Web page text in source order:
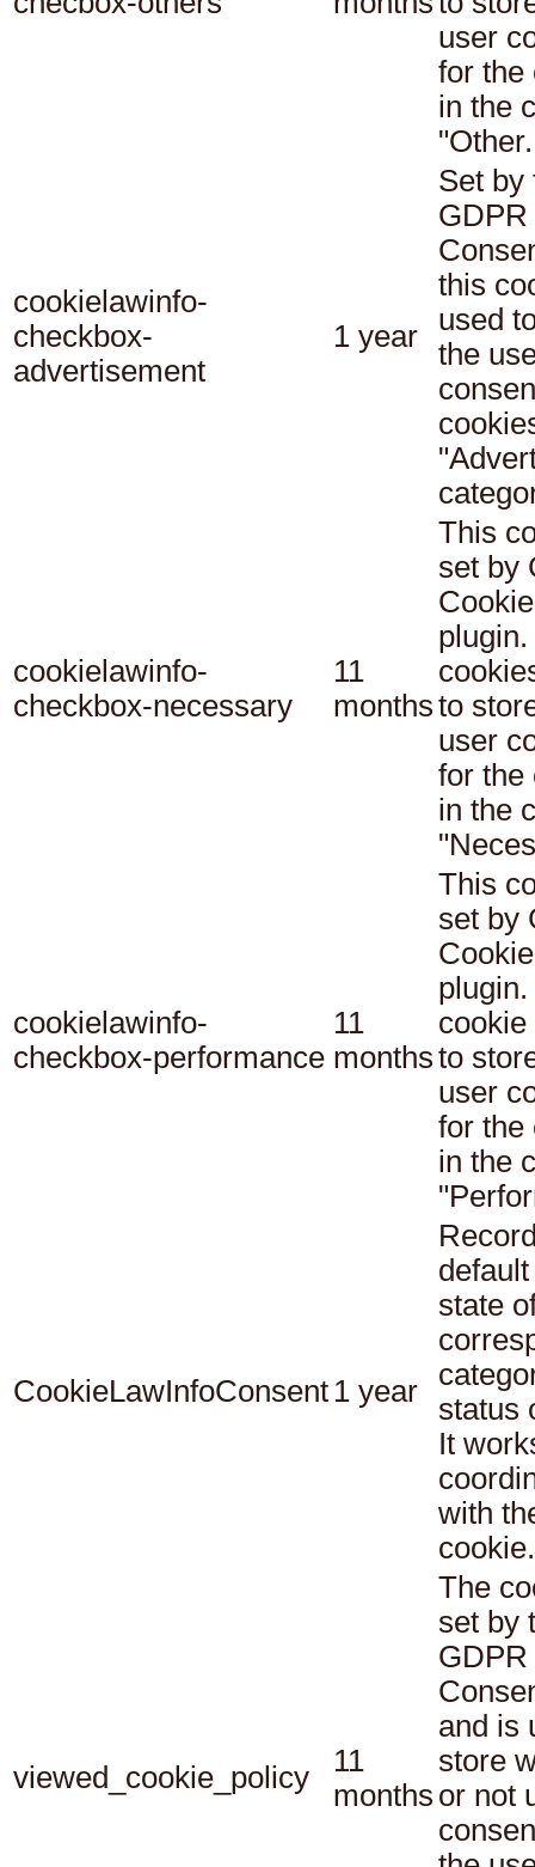
user
for the
in the
"Other.
cookielawinfo-
checkbox-
advertisement
1 year
Set by
this
used
the
cookielawinfo-
checkbox-necessary
11
months
This
set by
to
user
for the
in the
cookielawinfo-
checkbox-performance
11
months
This
set by
cookie
to
user
for the
in the
CookieLawInfoConsent 1 year
state
status
It
with
cookie.
viewed_cookie_policy
11
months
The
set by
and is
store
or not